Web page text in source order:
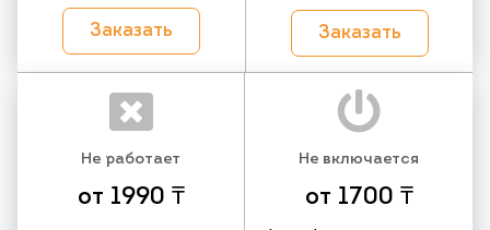
Заказать Заказать
Не работает
от 1990 ₸
Не включается
от 1700 ₸